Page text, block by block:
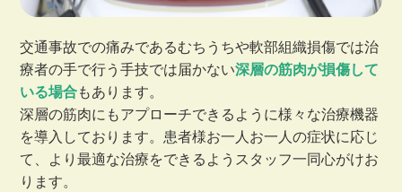
交通事故での痛みであるむちうちや軟部組織損傷では治
療者の手で行う手技では届かない深層の筋肉が損傷して
いる場合もあります。
深層の筋肉にもアプローチできるように様々な治療機器
を導入しております。患者様お一人お一人の症状に応じ
て、より最適な治療をできるようスタッフ一同心がけお
ります。